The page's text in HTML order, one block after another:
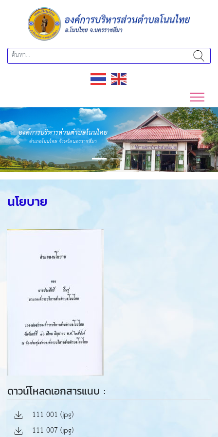
Previous Next
นโยบาย
ดาวน์โหลดเอกสารแนบ :
111 001 (jpg)
111 007 (jpg)